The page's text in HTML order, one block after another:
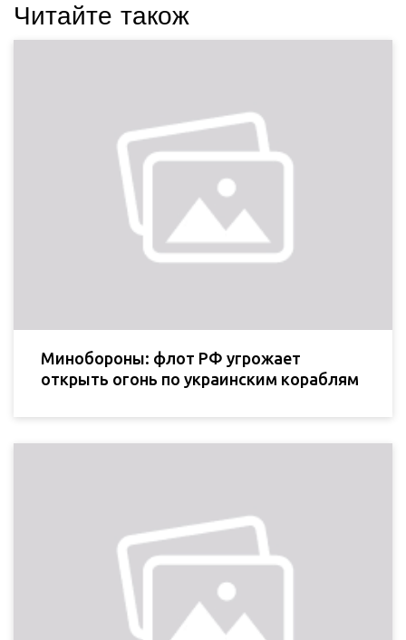
Читайте також
Минобороны: флот РФ угрожает
открыть огонь по украинским кораблям